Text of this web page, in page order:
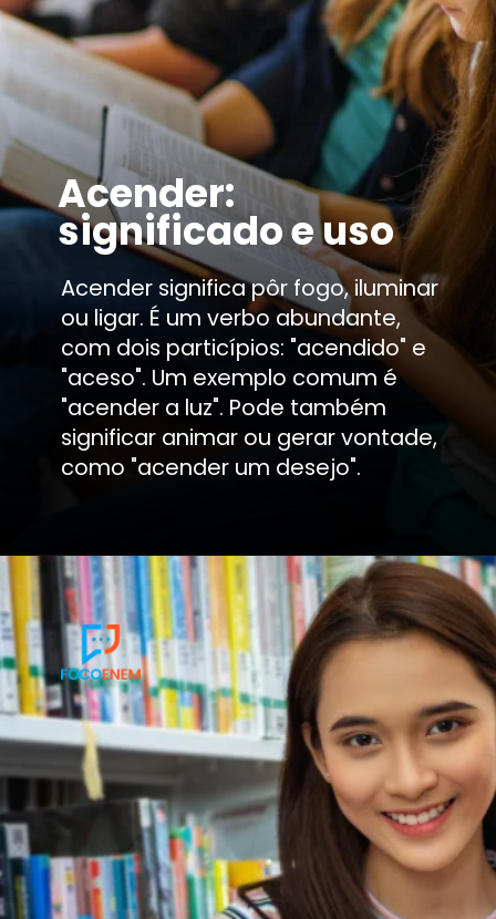
Acender significa pôr fogo, iluminar
ou ligar. É um verbo abundante,
com dois particípios: "acendido" e
"aceso". Um exemplo comum é
"acender a luz". Pode também
significar animar ou gerar vontade,
como "acender um desejo".
Acender:
significado e uso